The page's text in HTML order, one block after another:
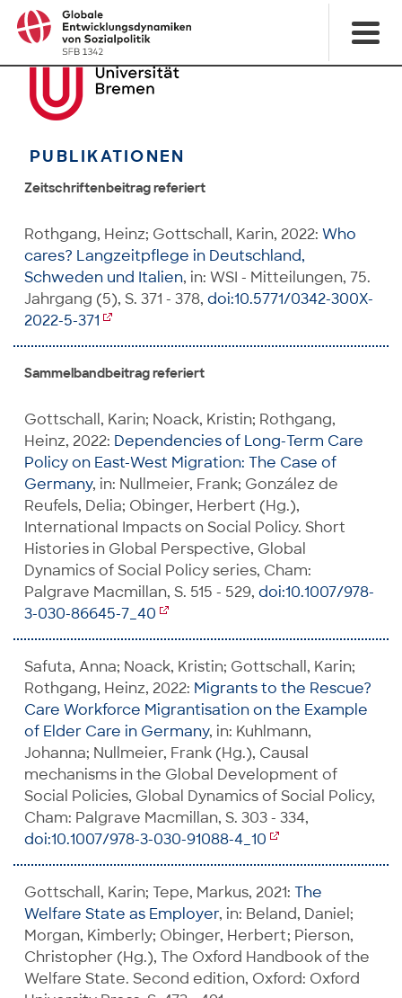
PUBLIKATIONEN
Zeitschriftenbeitrag referiert
Rothgang, Heinz; Gottschall, Karin, 2022: Who
cares? Langzeitpflege in Deutschland,
Schweden und Italien, in: WSI - Mitteilungen, 75.
Jahrgang (5), S. 371 - 378, doi:10.5771/0342-300X-
2022-5-371
Sammelbandbeitrag referiert
Gottschall, Karin; Noack, Kristin; Rothgang,
Heinz, 2022: Dependencies of Long-Term Care
Policy on East-West Migration: The Case of
Germany, in: Nullmeier, Frank; González de
Reufels, Delia; Obinger, Herbert (Hg.),
International Impacts on Social Policy. Short
Histories in Global Perspective, Global
Dynamics of Social Policy series, Cham:
Palgrave Macmillan, S. 515 - 529, doi:10.1007/978-
3-030-86645-7_40
Safuta, Anna; Noack, Kristin; Gottschall, Karin;
Rothgang, Heinz, 2022: Migrants to the Rescue?
Care Workforce Migrantisation on the Example
of Elder Care in Germany, in: Kuhlmann,
Johanna; Nullmeier, Frank (Hg.), Causal
mechanisms in the Global Development of
Social Policies, Global Dynamics of Social Policy,
Cham: Palgrave Macmillan, S. 303 - 334,
doi:10.1007/978-3-030-91088-4_10
Gottschall, Karin; Tepe, Markus, 2021: The
Welfare State as Employer, in: Beland, Daniel;
Morgan, Kimberly; Obinger, Herbert; Pierson,
Christopher (Hg.), The Oxford Handbook of the
Welfare State. Second edition, Oxford: Oxford